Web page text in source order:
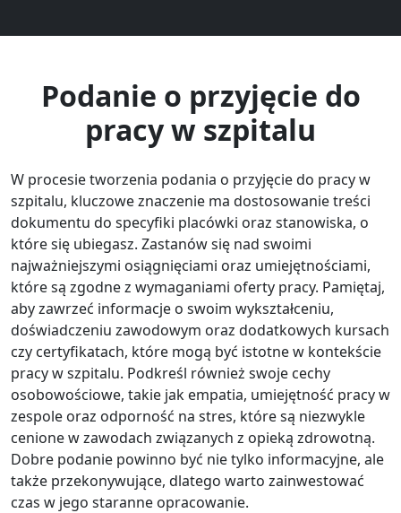
Podanie o przyjęcie do
pracy w szpitalu
W procesie tworzenia podania o przyjęcie do pracy w
szpitalu, kluczowe znaczenie ma dostosowanie treści
dokumentu do specyfiki placówki oraz stanowiska, o
które się ubiegasz. Zastanów się nad swoimi
najważniejszymi osiągnięciami oraz umiejętnościami,
które są zgodne z wymaganiami oferty pracy. Pamiętaj,
aby zawrzeć informacje o swoim wykształceniu,
doświadczeniu zawodowym oraz dodatkowych kursach
czy certyfikatach, które mogą być istotne w kontekście
pracy w szpitalu. Podkreśl również swoje cechy
osobowościowe, takie jak empatia, umiejętność pracy w
zespole oraz odporność na stres, które są niezwykle
cenione w zawodach związanych z opieką zdrowotną.
Dobre podanie powinno być nie tylko informacyjne, ale
także przekonywujące, dlatego warto zainwestować
czas w jego staranne opracowanie.